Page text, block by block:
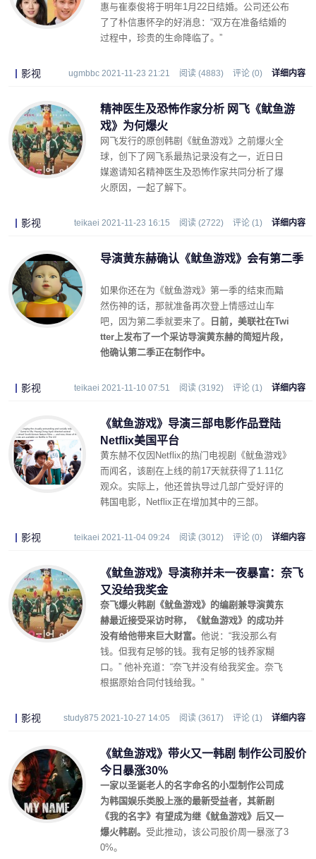
惠与崔泰俊将于明年1月22日结婚。公司还公布
了了朴信惠怀孕的好消息：“双方在准备结婚的
过程中，珍贵的生命降临了。”
影视 ugmbbc 2021-11-23 21:21 阅读 (4883) 评论 (0) 详细内容
精神医生及恐怖作家分析 网飞《鱿鱼游
戏》为何爆火
网飞发行的原创韩剧《鱿鱼游戏》之前爆火全
球，创下了网飞系最热记录没有之一，近日日
媒邀请知名精神医生及恐怖作家共同分析了爆
火原因，一起了解下。
影视 teikaei 2021-11-23 16:15 阅读 (2722) 评论 (1) 详细内容
导演黄东赫确认《鱿鱼游戏》会有第二季
如果你还在为《鱿鱼游戏》第一季的结束而黯
然伤神的话，那就准备再次登上情感过山车
吧，因为第二季就要来了。
日前，美联社在Twi
tter上发布了一个采访导演黄东赫的简短片段，
他确认第二季正在制作中。
影视 teikaei 2021-11-10 07:51 阅读 (3192) 评论 (1) 详细内容
《鱿鱼游戏》导演三部电影作品登陆
Netflix美国平台
黄东赫不仅因Netflix的热门电视剧《鱿鱼游戏》
而闻名，该剧在上线的前17天就获得了1.11亿
观众。实际上，他还曾执导过几部广受好评的
韩国电影，Netflix正在增加其中的三部。
影视 teikaei 2021-11-04 09:24 阅读 (3012) 评论 (0) 详细内容
《鱿鱼游戏》导演称并未一夜暴富：奈飞
又没给我奖金
奈飞爆火韩剧《鱿鱼游戏》的编剧兼导演黄东
赫最近接受采访时称，《鱿鱼游戏》的成功并
没有给他带来巨大财富。 他说：“我没那么有
钱。但我有足够的钱。我有足够的钱养家糊
口。” 他补充道：“奈飞并没有给我奖金。奈飞
根据原始合同付钱给我。”
影视 study875 2021-10-27 14:05 阅读 (3617) 评论 (1) 详细内容
《鱿鱼游戏》带火又一韩剧 制作公司股价
今日暴涨30%
一家以圣诞老人的名字命名的小型制作公司成
为韩国娱乐类股上涨的最新受益者，其新剧
《我的名字》有望成为继《鱿鱼游戏》后又一
爆火韩剧。 受此推动，该公司股价周一暴涨了3
0%。